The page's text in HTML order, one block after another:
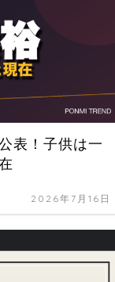
表！子供は一
2026年7月16日